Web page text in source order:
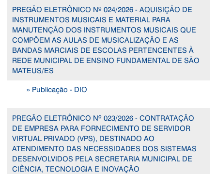
PREGÃO ELETRÔNICO Nº 024/2026 - AQUISIÇÃO DE
INSTRUMENTOS MUSICAIS E MATERIAL PARA
MANUTENÇÃO DOS INSTRUMENTOS MUSICAIS QUE
COMPÕEM AS AULAS DE MUSICALIZAÇÃO E AS
BANDAS MARCIAIS DE ESCOLAS PERTENCENTES À
REDE MUNICIPAL DE ENSINO FUNDAMENTAL DE SÃO
MATEUS/ES
» Publicação - DIO
PREGÃO ELETRÔNICO Nº 023/2026 - CONTRATAÇÃO
DE EMPRESA PARA FORNECIMENTO DE SERVIDOR
VIRTUAL PRIVADO (VPS), DESTINADO AO
ATENDIMENTO DAS NECESSIDADES DOS SISTEMAS
DESENVOLVIDOS PELA SECRETARIA MUNICIPAL DE
CIÊNCIA, TECNOLOGIA E INOVAÇÃO